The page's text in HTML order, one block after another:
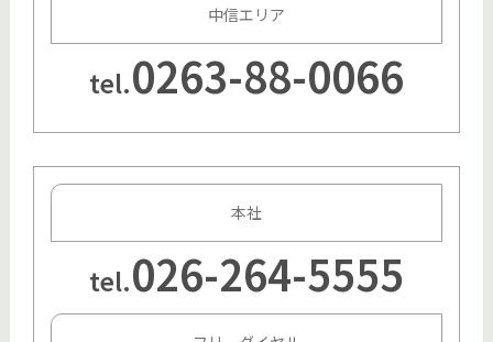
中信エリア
tel.0263-88-0066
本社
tel.026-264-5555